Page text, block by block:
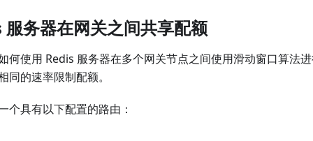
务器在网关之间共享配额
何使用 Redis 服务器在多个网关节点之间使用滑动窗口算法
同的速率限制配额。
个具有以下配置的路由：